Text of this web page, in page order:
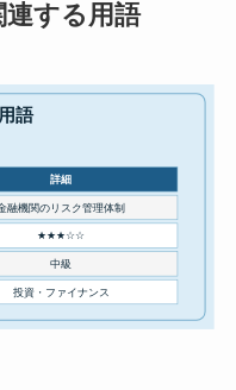
連する用語